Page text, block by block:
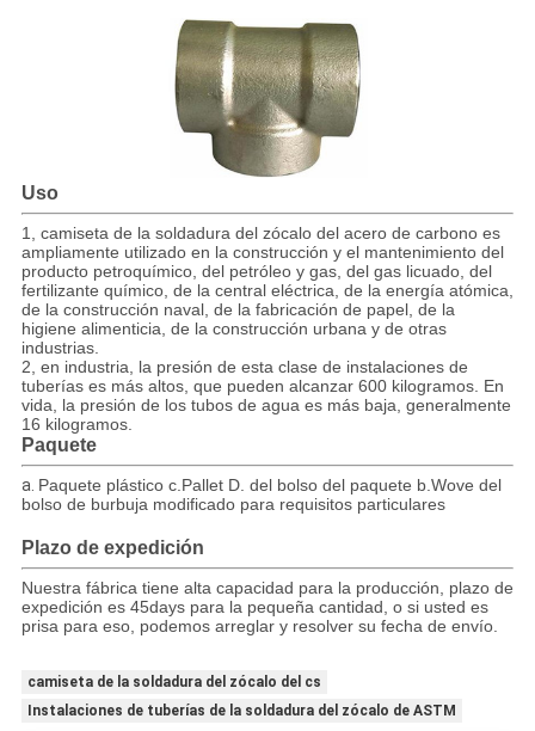
Uso
1, camiseta de la soldadura del zócalo del acero de carbono es
ampliamente utilizado en la construcción y el mantenimiento del
producto petroquímico, del petróleo y gas, del gas licuado, del
fertilizante químico, de la central eléctrica, de la energía atómica,
de la construcción naval, de la fabricación de papel, de la
higiene alimenticia, de la construcción urbana y de otras
industrias.
2, en industria, la presión de esta clase de instalaciones de
tuberías es más altos, que pueden alcanzar 600 kilogramos. En
vida, la presión de los tubos de agua es más baja, generalmente
16 kilogramos.
Paquete
a. Paquete plástico c.Pallet D. del bolso del paquete b.Wove del
bolso de burbuja modificado para requisitos particulares
Plazo de expedición
Nuestra fábrica tiene alta capacidad para la producción, plazo de
expedición es 45days para la pequeña cantidad, o si usted es
prisa para eso, podemos arreglar y resolver su fecha de envío.
camiseta de la soldadura del zócalo del cs
Instalaciones de tuberías de la soldadura del zócalo de ASTM